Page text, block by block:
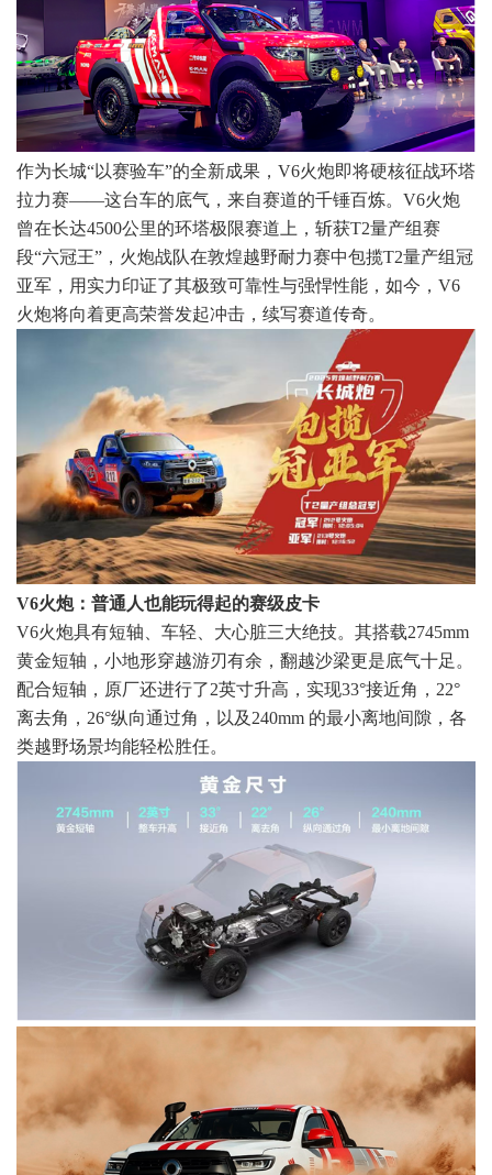
作为长城“以赛验车”的全新成果，V6火炮即将硬核征战环塔
拉力赛——这台车的底气，来自赛道的千锤百炼。V6火炮
曾在长达4500公里的环塔极限赛道上，斩获T2量产组赛
段“六冠王”，火炮战队在敦煌越野耐力赛中包揽T2量产组冠
亚军，用实力印证了其极致可靠性与强悍性能，如今，V6
火炮将向着更高荣誉发起冲击，续写赛道传奇。
V6火炮：普通人也能玩得起的赛级皮卡
V6火炮具有短轴、车轻、大心脏三大绝技。其搭载2745mm
黄金短轴，小地形穿越游刃有余，翻越沙梁更是底气十足。
配合短轴，原厂还进行了2英寸升高，实现33°接近角，22°
离去角，26°纵向通过角，以及240mm 的最小离地间隙，各
类越野场景均能轻松胜任。